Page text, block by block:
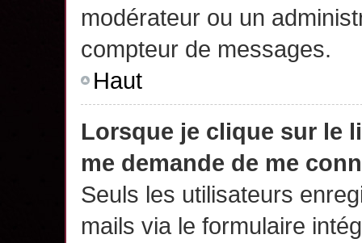
modérateur ou un
compteur de messages.
Haut
Lorsque je clique sur le
me demande de me
Seuls les utilisateurs
mails via le formulaire